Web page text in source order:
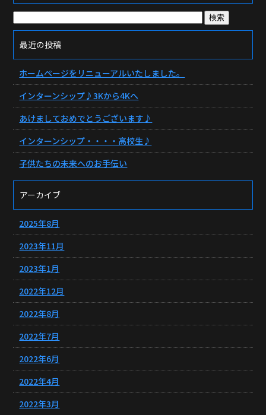
最近の投稿
ホームページをリニューアルいたしました。
インターンシップ♪3Kから4Kへ
あけましておめでとうございます♪
インターンシップ・・・・高校生♪
子供たちの未来へのお手伝い
アーカイブ
2025年8月
2023年11月
2023年1月
2022年12月
2022年8月
2022年7月
2022年6月
2022年4月
2022年3月